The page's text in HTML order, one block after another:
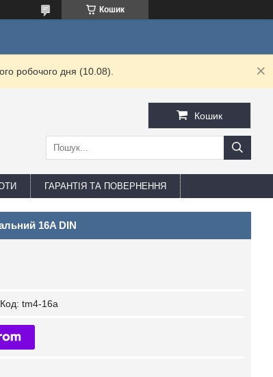
Кошик
робочого дня (10.08).
Кошик
ГАРАНТІЯ ТА ПОВЕРНЕННЯ
16A DIN
Код: tm4-16a